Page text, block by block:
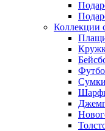
Коллекции